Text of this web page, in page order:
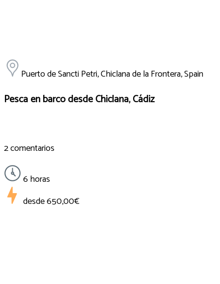
Puerto de Sancti Petri, Chiclana de la Frontera, Spain
Pesca en barco desde Chiclana, Cádiz
2 comentarios
6 horas
desde650,00€